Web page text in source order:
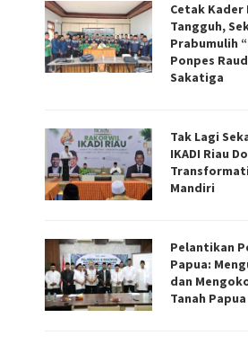
Cetak Kader
Tangguh,
Prabumulih
Ponpes
Sakatiga
Tak Lagi
IKADI Riau
Mandiri
Pelantikan
Papua:
dan
Tanah Papua